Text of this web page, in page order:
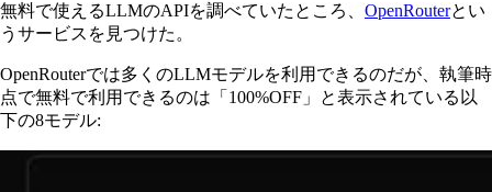
無料で使えるLLMのAPIを調べていたところ、 OpenRouterとい
うサービスを見つけた。
OpenRouterでは多くのLLMモデルを利用できるのだが、執筆時
点で無料で利用できるのは「100%OFF」と表示されている以
下の8モデル: